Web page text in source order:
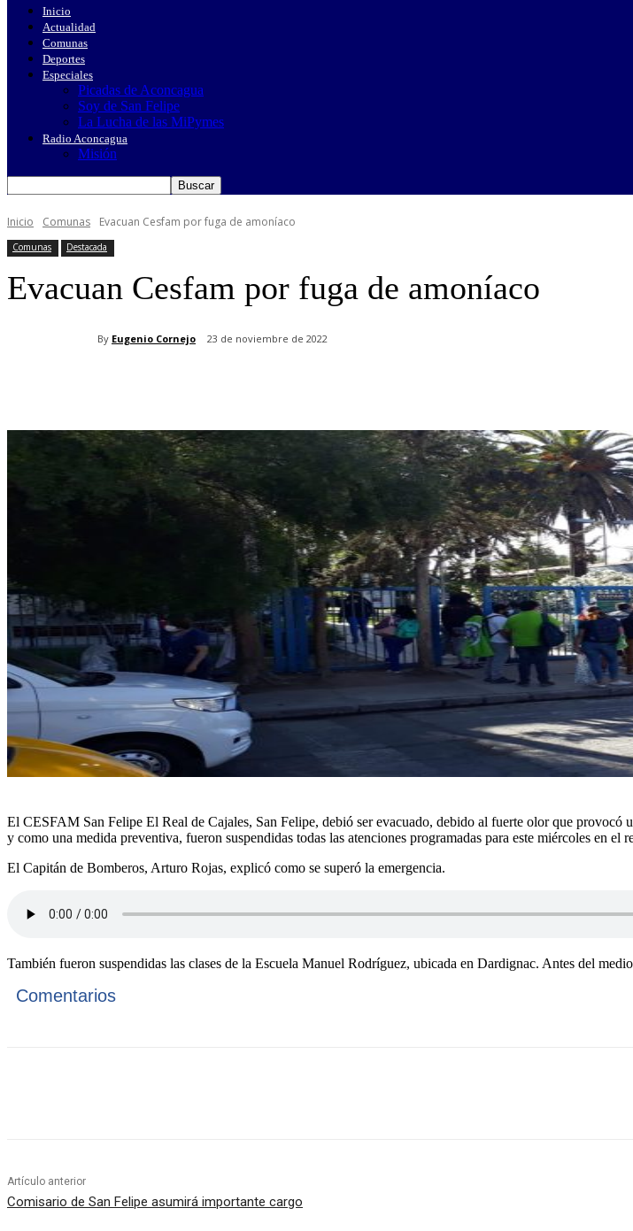
Inicio
Actualidad
Comunas
Deportes
Especiales
Picadas de Aconcagua
Soy de San Felipe
La Lucha de las MiPymes
Radio Aconcagua
Misión
Inicio Comunas Evacuan Cesfam por fuga de amoníaco
Comunas Destacada
Evacuan Cesfam por fuga de amoníaco
By Eugenio Cornejo 23 de noviembre de 2022
El CESFAM San Felipe El Real de Cajales, San Felipe, debió ser evacuado, debido al fuerte olor que provocó
y como una medida preventiva, fueron suspendidas todas las atenciones programadas para este miércoles en el
El Capitán de Bomberos, Arturo Rojas, explicó como se superó la emergencia.
También fueron suspendidas las clases de la Escuela Manuel Rodríguez, ubicada en Dardignac. Antes del
Comentarios
Artículo anterior
Comisario de San Felipe asumirá importante cargo